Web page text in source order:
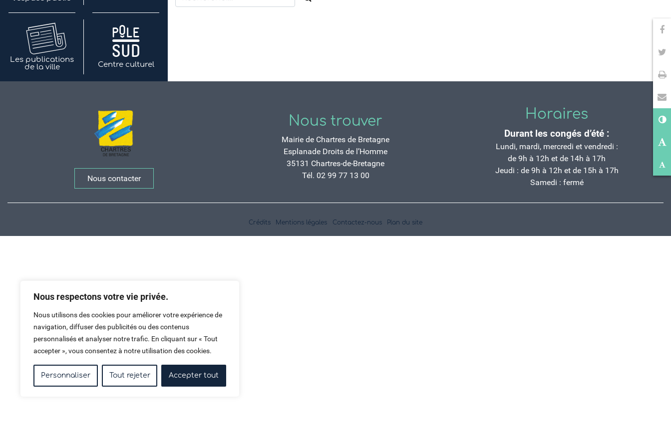
Nous respectons votre vie privée.
Nous utilisons des cookies pour améliorer votre expérience de
navigation, diffuser des publicités ou des contenus
personnalisés et analyser notre trafic. En cliquant sur « Tout
accepter », vous consentez à notre utilisation des cookies.
Personnaliser Tout rejeter Accepter tout
Les publications
de la ville
Centre culturel
Nous contacter
Nous trouver
Mairie de Chartres de Bretagne
Esplanade Droits de l’Homme
35131 Chartres-de-Bretagne
Tél. 02 99 77 13 00
Horaires
Durant les congés d’été :
Lundi, mardi, mercredi et vendredi :
de 9h à 12h et de 14h à 17h
Jeudi : de 9h à 12h et de 15h à 17h
Samedi : fermé
Crédits Mentions légales Contactez-nous Plan du site